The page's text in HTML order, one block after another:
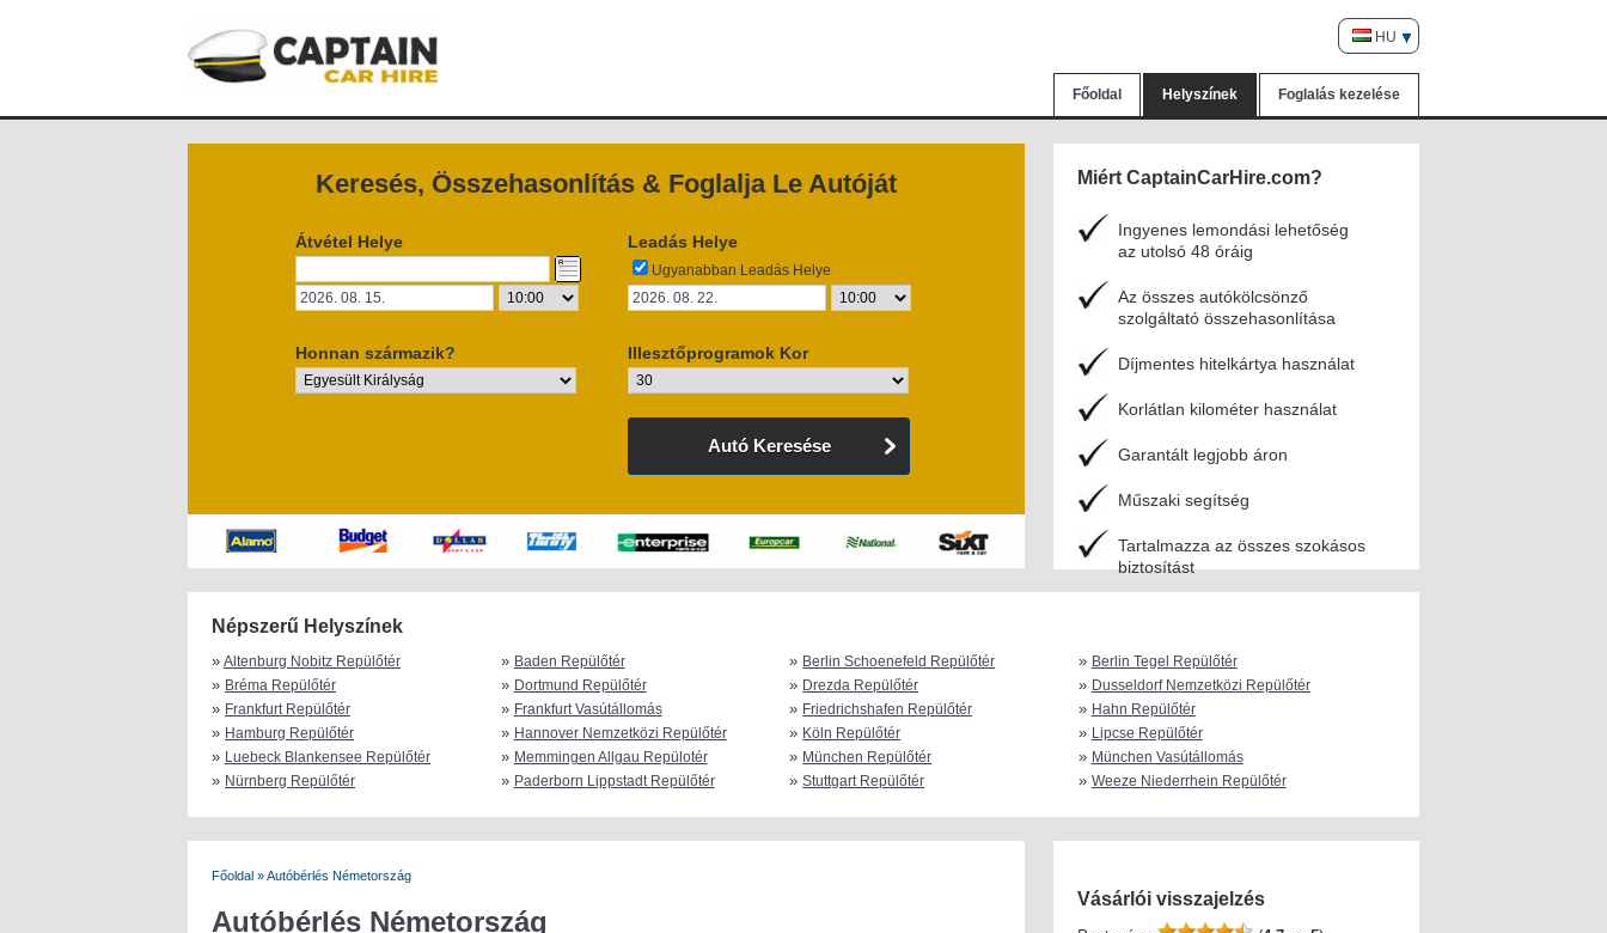
HU
Főoldal Helyszínek Foglalás kezelése
Keresés, Összehasonlítás & Foglalja Le Autóját
Átvétel Helye Leadás Helye
Ugyanabban Leadás Helye
Honnan származik? Illesztőprogramok Kor
Autó Keresése
Miért CaptainCarHire.com?
Ingyenes lemondási lehetőség
az utolsó 48 óráig
Az összes autókölcsönző
szolgáltató összehasonlítása
Díjmentes hitelkártya használat
Korlátlan kilométer használat
Garantált legjobb áron
Műszaki segítség
Tartalmazza az összes szokásos
biztosítást
Népszerű Helyszínek
» Altenburg Nobitz Repülőtér » Baden Repülőtér » Berlin Schoenefeld Repülőtér » Berlin Tegel Repülőtér
» Bréma Repülőtér » Dortmund Repülőtér » Drezda Repülőtér » Dusseldorf Nemzetközi Repülőtér
» Frankfurt Repülőtér » Frankfurt Vasútállomás » Friedrichshafen Repülőtér » Hahn Repülőtér
» Hamburg Repülőtér » Hannover Nemzetközi Repülőtér » Köln Repülőtér » Lipcse Repülőtér
» Luebeck Blankensee Repülőtér » Memmingen Allgau Repülotér » München Repülőtér » München Vasútállomás
» Nürnberg Repülőtér » Paderborn Lippstadt Repülőtér »Stuttgart Repülőtér » Weeze Niederrhein Repülőtér
Főoldal »Autóbérlés Németország
Autóbérlés Németország
Vásárlói visszajelzés